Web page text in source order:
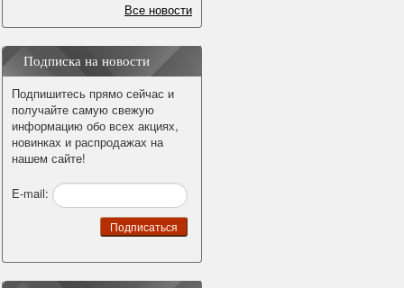
Все новости
Подписка на новости
Подпишитесь прямо сейчас и
получайте самую свежую
информацию обо всех акциях,
новинках и распродажах на
нашем сайте!
E-mail: